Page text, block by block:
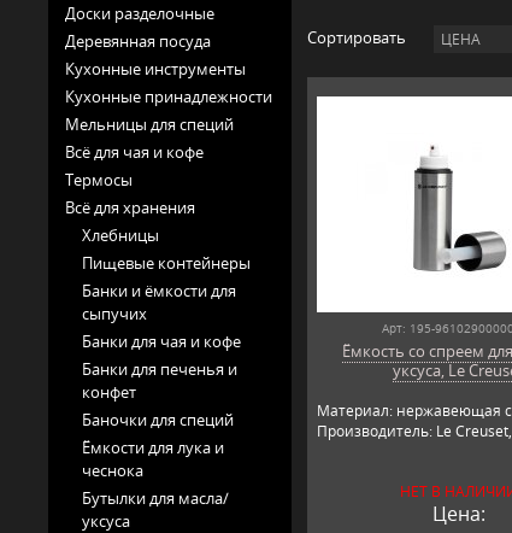
Доски разделочные
Деревянная посуда
Кухонные инструменты
Кухонные принадлежности
Мельницы для специй
Всё для чая и кофе
Термосы
Всё для хранения
Хлебницы
Пищевые контейнеры
Банки и ёмкости для
сыпучих
Банки для чая и кофе
Банки для печенья и
конфет
Баночки для специй
Ёмкости для лука и
чеснока
Бутылки для масла/
уксуса
Сортировать ЦЕНА
Арт: 195-
Ёмкость со спреем
уксуса, Le
Материал: нержавеющая
Производитель: Le
НЕТ В
Цена: